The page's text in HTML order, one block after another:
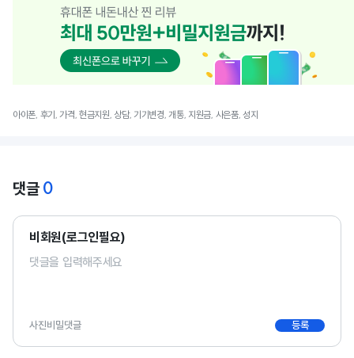
아이폰, 후기, 가격, 현금지원, 상담, 기기변경, 개통, 지원금, 사은품, 성지
댓글 0
비회원(로그인필요)
사진비밀댓글 등록